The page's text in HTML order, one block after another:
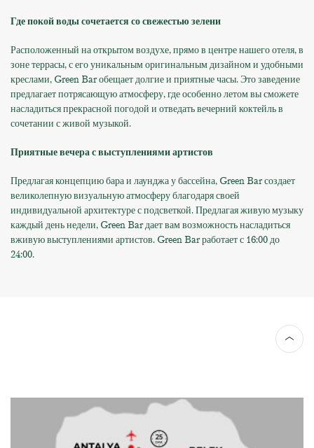
Где покой воды сочетается со свежестью зелени
Расположенный на открытом воздухе, прямо в центре нашего отеля, в
зоне террасы, с его уникальным оригинальным дизайном и удобными
креслами, Green Bar обещает долгие и приятные часы. Это заведение
предлагает потрясающую атмосферу, где особенно летом вы сможете
насладиться прекрасной погодой и отведать вечерний коктейль в
сочетании с живой музыкой.
Приятные вечера с выступлениями артистов
Предлагая концепцию бара и лаунджа у бассейна, Green Bar создает
великолепную визуальную атмосферу благодаря своей
индивидуальной архитектуре с подсветкой. Предлагая живую музыку
каждый день недели, Green Bar дает вам возможность насладиться
вживую выступлениями артистов. Green Bar работает с 16:00 до
24:00.